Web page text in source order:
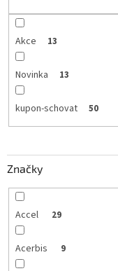
Akce 13
Novinka 13
kupon-schovat 50
Značky
Accel 29
Acerbis 9